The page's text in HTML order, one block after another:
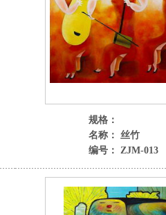
规格：
名称： 丝竹
编号： ZJM-013